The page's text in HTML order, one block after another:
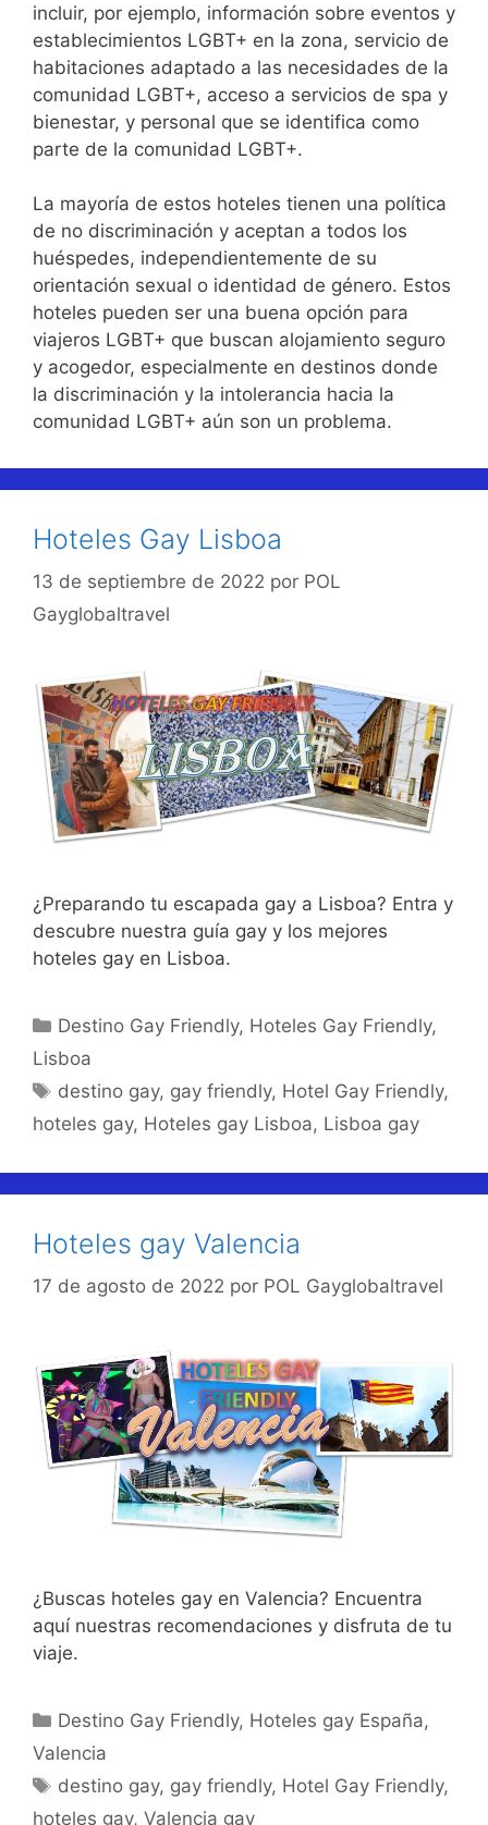
incluir, por ejemplo, información sobre eventos y
establecimientos LGBT+ en la zona, servicio de
habitaciones adaptado a las necesidades de la
comunidad LGBT+, acceso a servicios de spa y
bienestar, y personal que se identifica como
parte de la comunidad LGBT+.
La mayoría de estos hoteles tienen una política
de no discriminación y aceptan a todos los
huéspedes, independientemente de su
orientación sexual o identidad de género. Estos
hoteles pueden ser una buena opción para
viajeros LGBT+ que buscan alojamiento seguro
y acogedor, especialmente en destinos donde
la discriminación y la intolerancia hacia la
comunidad LGBT+ aún son un problema.
Hoteles Gay Lisboa
13 de septiembre de 2022 por POL
Gayglobaltravel
¿Preparando tu escapada gay a Lisboa? Entra y
descubre nuestra guía gay y los mejores
hoteles gay en Lisboa.
Categorías
Destino Gay Friendly, Hoteles Gay Friendly,
Lisboa
Etiquetas
destino gay, gay friendly, Hotel Gay Friendly,
hoteles gay, Hoteles gay Lisboa, Lisboa gay
Hoteles gay Valencia
17 de agosto de 2022 por POL Gayglobaltravel
¿Buscas hoteles gay en Valencia? Encuentra
aquí nuestras recomendaciones y disfruta de tu
viaje.
Categorías
Destino Gay Friendly, Hoteles gay España,
Valencia
Etiquetas
destino gay, gay friendly, Hotel Gay Friendly,
hoteles gay, Valencia gay